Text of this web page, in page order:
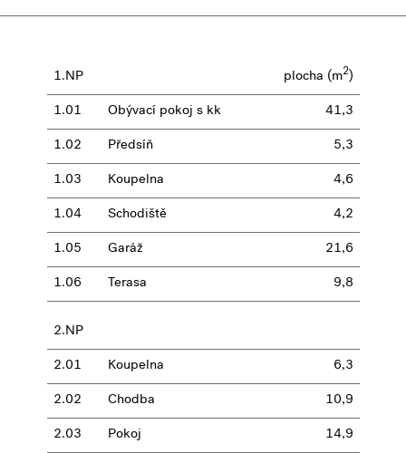
1.NP plocha (m2)
1.01 Obývací pokoj s kk 41,3
1.02 Předsíň 5,3
1.03 Koupelna 4,6
1.04 Schodiště 4,2
1.05 Garáž 21,6
1.06 Terasa 9,8
2.NP
2.01 Koupelna 6,3
2.02 Chodba 10,9
2.03 Pokoj 14,9